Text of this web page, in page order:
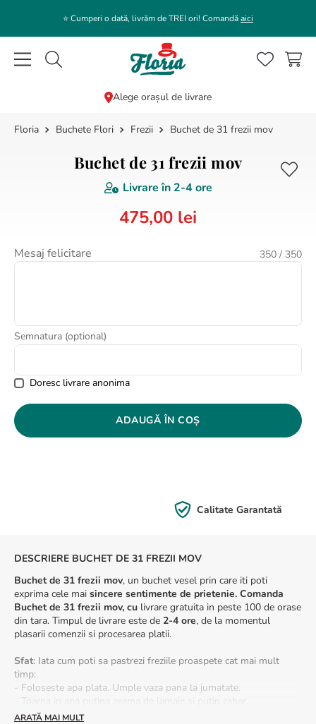
⭐️ Cumperi o dată, livrăm de TREI ori! Comandăaici
Caută flori, plante, cadouri...
Alege orașul de livrare
Buchete Flori Frezii Buchet de 31 frezii mov
Buchet de 31 frezii mov
Livrare în 2-4 ore
475,00 lei
Mesaj felicitare 350 / 350
Semnatura (optional)
Doresc livrare anonima
ADAUGĂ ÎN COȘ
Calitate Garantată
DESCRIERE BUCHET DE 31 FREZII MOV
Buchet de 31 frezii mov, un buchet vesel prin care iti poti
exprima cele mai sincere sentimente de prietenie. Comanda
Buchet de 31 frezii mov, cu livrare gratuita in peste 100 de orase
din tara. Timpul de livrare este de 2-4 ore, de la momentul
plasarii comenzii si procesarea platii.
Sfat: Iata cum poti sa pastrezi freziile proaspete cat mai mult
timp:
- Foloseste apa plata. Umple vaza pana la jumatate.
- Toarna in apa putina zeama de lamaie si putin zahar.
- Atunci cand tai coditele freziilor, e indicat sa faci acest lucru sub
ARATĂ MAI MULT
CĂUTĂRI POPULARE
5.
buchet lalele
8.
buchet crini
9
10. crin